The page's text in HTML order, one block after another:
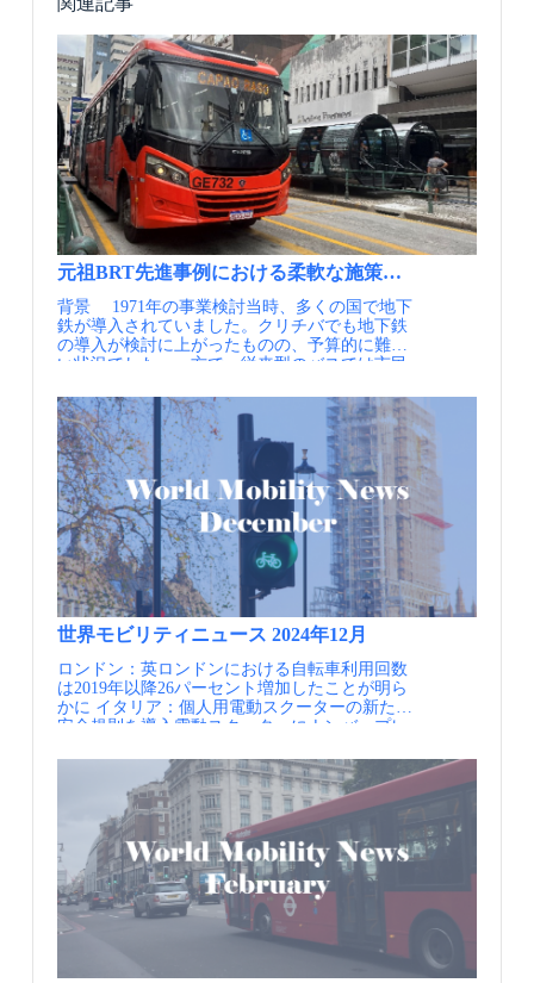
元祖BRT先進事例における柔軟な施策展開、クリチバ
背景 1971年の事業検討当時、多くの国で地下
鉄が導入されていました。クリチバでも地下鉄
の導入が検討に上がったものの、予算的に難し
い状況でした。一方で、従来型のバスでは市民
た。 そこで、当時のジャイメ・レルネル市長
（建築デザイナー）により、地下鉄のコンセプ
トを一部バスに適用させるアイデアが実現さ
れ、世界に先駆けて1974年にバス専用道路シス
テムが運行を開始しました（BRTと呼ばれるよ
うになったのは1996年以降）。 BRT（フラット
な乗降部が停車時間の短縮に貢献） 実施内容
クリチバ市のBRTは以下の条件を備え、速達
性、定時性、輸送力確保を実現しています。 世
界で初めて縁石で区切られたバス専用の走行空
間を整備した 世界で初めて高床バス駅を導入
し、事前運賃収受、わたり板によるスムーズな
乗降を導入し、停車時間短縮を実現した。 ま
BRT専用レーンの脇の一般2車線は、歩行者や自
転車利用者が多く存在することを想定している
ため、制限時速30kmまたは40kmの低速レーン
となっています。都市公社URBSが、路線、車
体が色分けされていることも特徴です。これに
より、利用者は路線ネットワークを活用した乗
継利用が、用意にできるようになっています。
開発軸の構成 サービス毎に色分けされた車体
歩行者のための事業が並行して進められてい
ることも大きな特徴です。ブラジルで最初の歩
行者専用道路と言われる「お花通り」をはじ
め、近年では、「コンプリート・ストリート」
というプロジェクトにより、歩行者空間の整備
を進めています。歩道の拡張と合わせ、車両の
スピードを押さえる舗装を採用する等、歩行者
世界モビリティニュース 2024年12月
ロンドン：英ロンドンにおける自転車利用回数
は2019年以降26パーセント増加したことが明ら
かに イタリア：個人用電動スクーターの新たな
安全規則を導入電動スクーターにナンバープレ
エリア、市街地外の道路での走行を禁止へ パ
リ：駐車スペースを緑の空間に～6万台の駐車
場を撤去し、猛暑に対抗するための都市の「オ
アシス」を創出へ～Paris to Replace Parking
Spaces With Trees 都市交通のベストシティはサ
ンフランシスコ、パリSan Francisco, Paris Named
Best Cities for Urban Transportation アブダビ：
UberとWeRideがアブダビで自動運転モビリティ
サービスを開始 ドイツの空飛ぶクルマのスター
トアップVolocopter社が破産申請 フランス政
府：政府主導のリ・デザインデータ基盤 情報提